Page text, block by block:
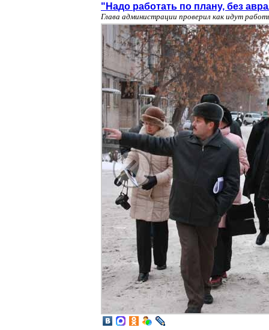
"Надо работать по плану, без
Глава администрации проверил как идут